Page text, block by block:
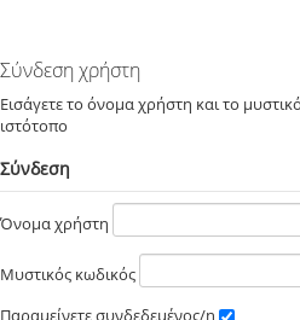
Σύνδεση χρήστη
Εισάγετε το όνομα χρήστη και το
ιστότοπο
Σύνδεση
Όνομα χρήστη
Μυστικός κωδικός
Παραμείνετε συνδεδεμένος/η